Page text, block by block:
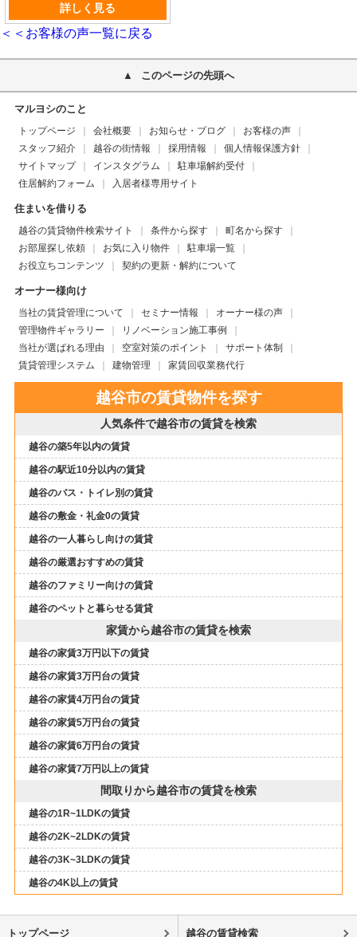
詳しく見る
＜＜お客様の声一覧に戻る
このページの先頭へ
マルヨシのこと
トップページ 会社概要 お知らせ・ブログ
お客様の声
スタッフ紹介
越谷の街情報 採用情報
個人情報保護方針
サイトマップ
インスタグラム
駐車場解約受付
住居解約フォーム
入居者様専用サイト
住まいを借りる
越谷の賃貸物件検索サイト 条件から探す
町名から探す
お部屋探し依頼
お気に入り物件
駐車場一覧
お役立ちコンテンツ
契約の更新・解約について
オーナー様向け
当社の賃貸管理について セミナー情報
オーナー様の声
管理物件ギャラリー
リノベーション施工事例
当社が選ばれる理由
空室対策のポイント
サポート体制
賃貸管理システム
建物管理 家賃回収業務代行
越谷市の賃貸物件を探す
人気条件で越谷市の賃貸を検索
越谷の築5年以内の賃貸
越谷の駅近10分以内の賃貸
越谷のバス・トイレ別の賃貸
越谷の敷金・礼金0の賃貸
越谷の一人暮らし向けの賃貸
越谷の厳選おすすめの賃貸
越谷のファミリー向けの賃貸
越谷のペットと暮らせる賃貸
家賃から越谷市の賃貸を検索
越谷の家賃3万円以下の賃貸
越谷の家賃3万円台の賃貸
越谷の家賃4万円台の賃貸
越谷の家賃5万円台の賃貸
越谷の家賃6万円台の賃貸
越谷の家賃7万円以上の賃貸
間取りから越谷市の賃貸を検索
越谷の1R~1LDKの賃貸
越谷の2K~2LDKの賃貸
越谷の3K~3LDKの賃貸
越谷の4K以上の賃貸
トップページ 越谷の賃貸検索